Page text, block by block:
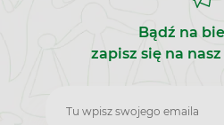
Bądź na
zapisz się na
Zapisz